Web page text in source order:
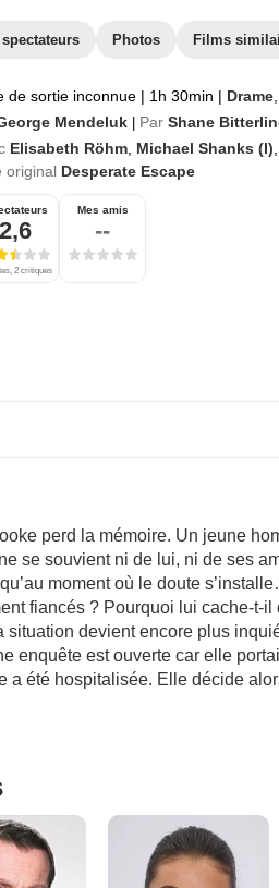
Photos Films
de sortie inconnue | 1h 30min | Drame
Mendeluk Par Shane
Elisabeth Röhm Michael Shanks (I)
original Desperate Escape
2,6
2 critiques
Mes amis
--
perd la mémoire. Un jeune
se souvient ni de lui, ni de ses
moment où le doute
fiancés ? Pourquoi lui cache-t-il
situation devient encore plus
enquête est ouverte car elle
a été hospitalisée. Elle décide